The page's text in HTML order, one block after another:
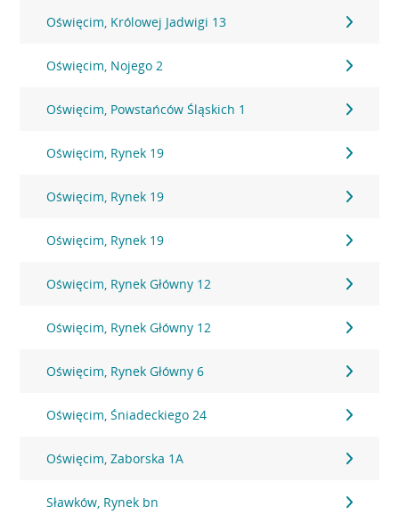
Oświęcim, Królowej Jadwigi 13
Oświęcim, Nojego 2
Oświęcim, Powstańców Śląskich 1
Oświęcim, Rynek 19
Oświęcim, Rynek 19
Oświęcim, Rynek 19
Oświęcim, Rynek Główny 12
Oświęcim, Rynek Główny 12
Oświęcim, Rynek Główny 6
Oświęcim, Śniadeckiego 24
Oświęcim, Zaborska 1A
Sławków, Rynek bn